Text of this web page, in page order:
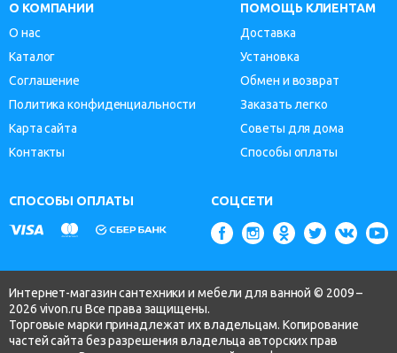
О КОМПАНИИ
О нас
Каталог
Соглашение
Политика конфиденциальности
Карта сайта
Контакты
ПОМОЩЬ КЛИЕНТАМ
Доставка
Установка
Обмен и возврат
Заказать легко
Советы для дома
Способы оплаты
СПОСОБЫ ОПЛАТЫ СОЦСЕТИ
Интернет-магазин сантехники и мебели для ванной © 2009 –
2026 vivon.ru Все права защищены.
Торговые марки принадлежат их владельцам. Копирование
частей сайта без разрешения владельца авторских прав